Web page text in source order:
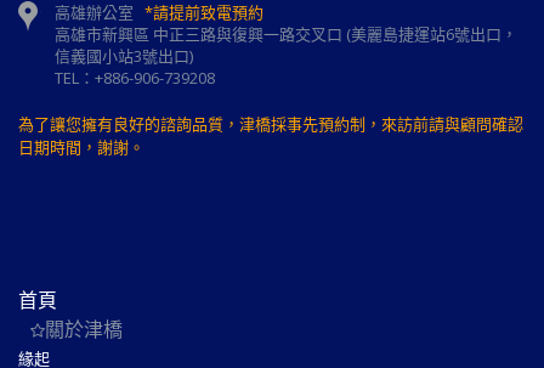
高雄辦公室 *請提前致電預約
高雄市新興區 中正三路與復興一路交叉口 (美麗島捷運站6號出口，
信義國小站3號出口)
TEL：+886-906-739208
為了讓您擁有良好的諮詢品質，津橋採事先預約制，來訪前請與顧問確認
日期時間，謝謝。
首頁
關於津橋
緣起